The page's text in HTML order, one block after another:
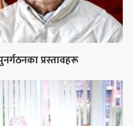
प्रस्तावहरू